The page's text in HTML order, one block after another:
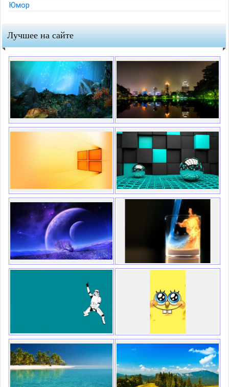
Юмор
Лучшее на сайте